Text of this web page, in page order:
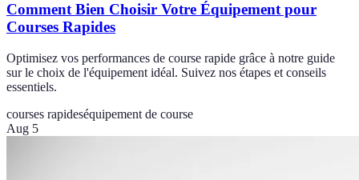
Comment Bien Choisir Votre Équipement pour
Courses Rapides
Optimisez vos performances de course rapide grâce à notre guide
sur le choix de l'équipement idéal. Suivez nos étapes et conseils
essentiels.
courses rapideséquipement de course
Aug 5